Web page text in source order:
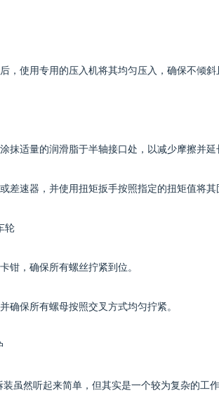
，使用专用的压入机将其均匀压入，确保不倾
抹适量的润滑脂于半轴接口处，以减少摩擦并
差速器，并使用扭矩扳手按照指定的扭矩值将其
轮
钳，确保所有螺丝拧紧到位。
确保所有螺母按照交叉方式均匀拧紧。
虽然听起来简单，但其实是一个较为复杂的工